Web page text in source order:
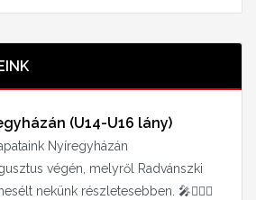
(U14-U16 lány)
Nyíregyházán
végén, melyről Radvánszki
nekünk részletesebben. 🎤⛹🏻‍♀️